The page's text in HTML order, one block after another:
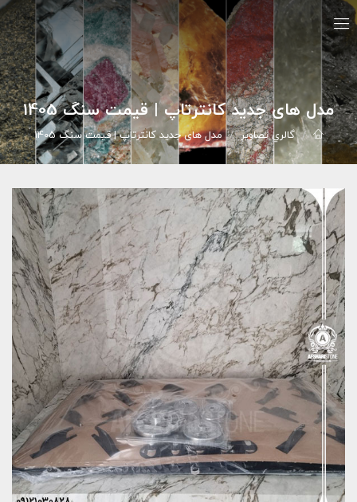
مدل های جدید کانترتاپ | قیمت سنگ 1405
گالري تصاوير مدل های جدید کانترتاپ | قیمت سنگ 1405